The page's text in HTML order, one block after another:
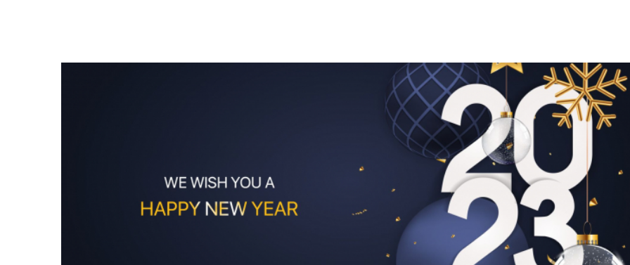
L’Anti-Collision en Wi-Fi